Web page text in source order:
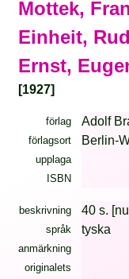
Mottek,
Einheit,
Ernst,
[1927]
förlag Adolf
förlagsort Berlin-
upplaga
ISBN
beskrivning 40 s.
språk tyska
anmärkning
originalets